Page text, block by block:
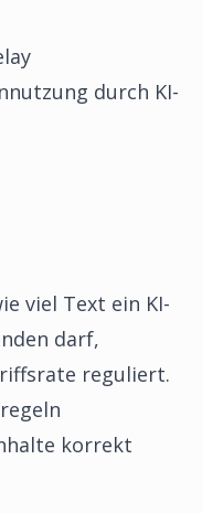
durch KI-
viel Text ein KI-
darf,
reguliert.
korrekt